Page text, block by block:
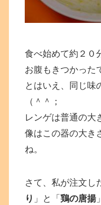
食べ始めて約２０
お腹もきつかった
とはいえ、同じ味
（＾＾；
レンゲは普通の大
像はこの器の大き
ね。
さて、私が注文し
り 」と「鶏の唐揚